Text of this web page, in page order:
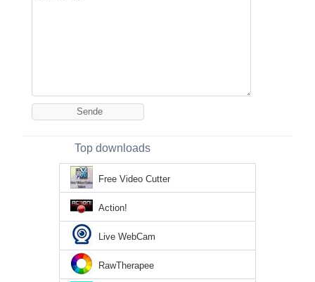
Top downloads
Free Video Cutter
Action!
Live WebCam
RawTherapee